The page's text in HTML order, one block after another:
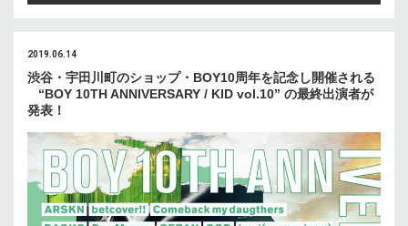
2019.06.14
渋谷・宇田川町のショップ・BOY10周年を記念し開催される
“BOY 10TH ANNIVERSARY / KID vol.10” の最終出演者が
発表！